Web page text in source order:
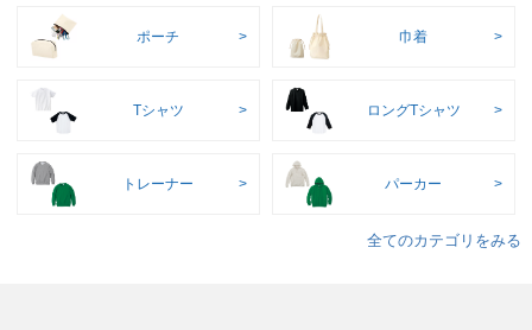
ポーチ 巾着
Tシャツ ロングTシャツ
トレーナー パーカー
全てのカテゴリをみる